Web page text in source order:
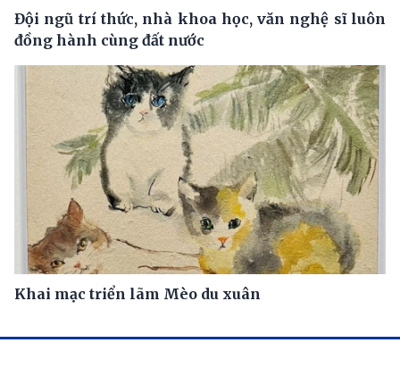
Đội ngũ trí thức, nhà khoa học, văn nghệ sĩ luôn
đồng hành cùng đất nước
Khai mạc triển lãm Mèo du xuân